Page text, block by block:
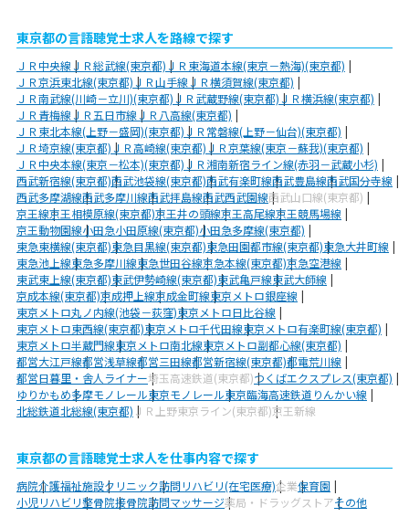
東京都の言語聴覚士求人を路線で探す
ＪＲ中央線ＪＲ総武線(東京都)ＪＲ東海道本線(東京－熱海)(東京都)
ＪＲ京浜東北線(東京都)ＪＲ山手線ＪＲ横須賀線(東京都)
ＪＲ南武線(川崎－立川)(東京都)ＪＲ武蔵野線(東京都)ＪＲ横浜線(東京都)
ＪＲ青梅線ＪＲ五日市線ＪＲ八高線(東京都)
ＪＲ東北本線(上野－盛岡)(東京都)ＪＲ常磐線(上野－仙台)(東京都)
ＪＲ埼京線(東京都)ＪＲ高崎線(東京都)ＪＲ京葉線(東京－蘇我)(東京都)
ＪＲ中央本線(東京－松本)(東京都)ＪＲ湘南新宿ライン線(赤羽－武蔵小杉)
西武新宿線(東京都)西武池袋線(東京都)西武有楽町線西武豊島線西武国分寺線
西武多摩湖線西武多摩川線西武拝島線西武西武園線西武山口線(東京都)
京王線京王相模原線(東京都)京王井の頭線京王高尾線京王競馬場線
京王動物園線小田急小田原線(東京都)小田急多摩線(東京都)
東急東横線(東京都)東急目黒線(東京都)東急田園都市線(東京都)東急大井町線
東急池上線東急多摩川線東急世田谷線京急本線(東京都)京急空港線
東武東上線(東京都)東武伊勢崎線(東京都)東武亀戸線東武大師線
京成本線(東京都)京成押上線京成金町線東京メトロ銀座線
東京メトロ丸ノ内線(池袋－荻窪)東京メトロ日比谷線
東京メトロ東西線(東京都)東京メトロ千代田線東京メトロ有楽町線(東京都)
東京メトロ半蔵門線東京メトロ南北線東京メトロ副都心線(東京都)
都営大江戸線都営浅草線都営三田線都営新宿線(東京都)都電荒川線
都営日暮里・舎人ライナー埼玉高速鉄道(東京都)つくばエクスプレス(東京都)
ゆりかもめ多摩モノレール東京モノレール東京臨海高速鉄道りんかい線
北総鉄道北総線(東京都) ＪＲ上野東京ライン(東京都)京王新線
東京都の言語聴覚士求人を仕事内容で探す
病院介護福祉施設クリニック訪問リハビリ(在宅医療)企業保育園
小児リハビリ整骨院接骨院訪問マッサージ薬局・ドラッグストアその他